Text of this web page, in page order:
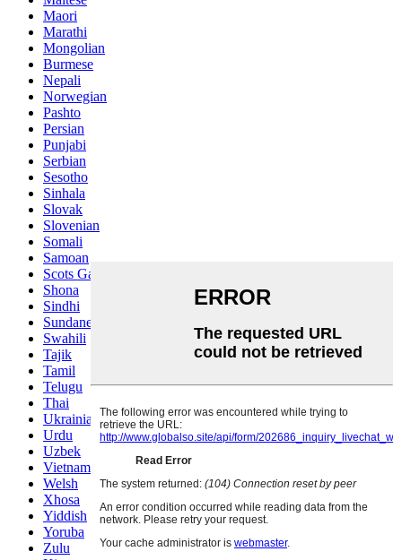
Maori
Marathi
Mongolian
Burmese
Nepali
Norwegian
Pashto
Persian
Punjabi
Serbian
Sesotho
Sinhala
Slovak
Slovenian
Somali
Samoan
Scots Gaelic
Shona
Sindhi
Sundanese
Swahili
Tajik
Tamil
Telugu
Thai
Ukrainian
Urdu
Uzbek
Vietnamese
Welsh
Xhosa
Yiddish
Yoruba
Zulu